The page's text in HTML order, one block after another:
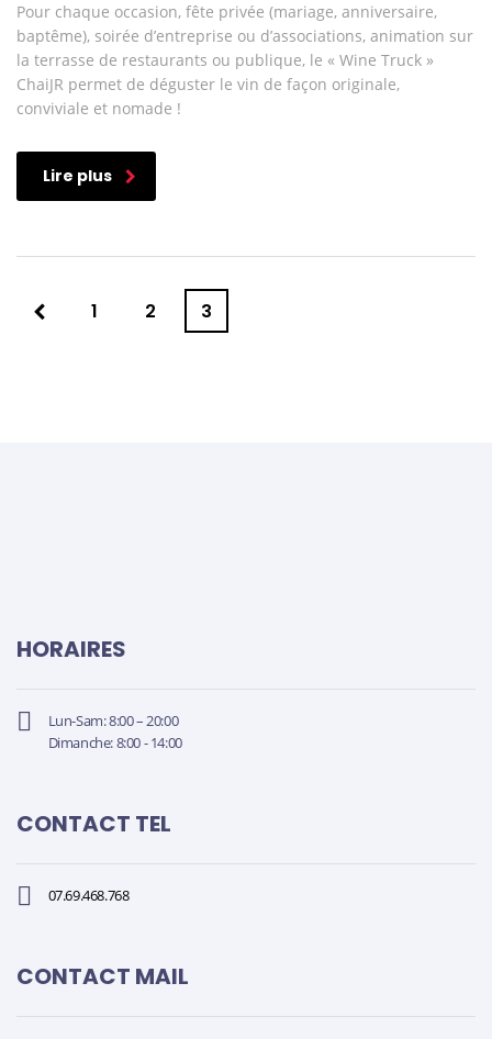
Pour chaque occasion, fête privée (mariage, anniversaire,
baptême), soirée d’entreprise ou d’associations, animation sur
la terrasse de restaurants ou publique, le « Wine Truck »
ChaiJR permet de déguster le vin de façon originale,
conviviale et nomade !
Lire plus
1 2 3
HORAIRES
Lun-Sam: 8:00 – 20:00
Dimanche: 8:00 - 14:00
CONTACT TEL
07.69.468.768
CONTACT MAIL